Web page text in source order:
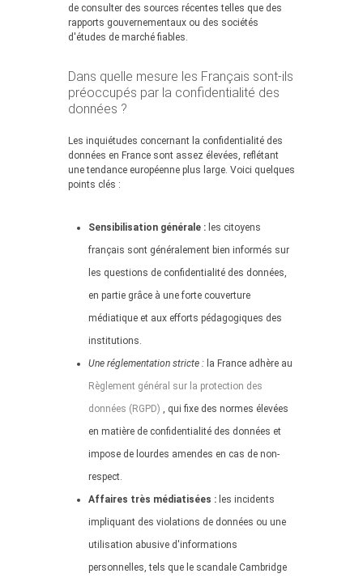
de consulter des sources récentes telles que des
rapports gouvernementaux ou des sociétés
d'études de marché fiables.
Dans quelle mesure les Français sont-ils
préoccupés par la confidentialité des
données ?
Les inquiétudes concernant la confidentialité des
données en France sont assez élevées, reflétant
une tendance européenne plus large. Voici quelques
points clés :
Sensibilisation générale : les citoyens
français sont généralement bien informés sur
les questions de confidentialité des données,
en partie grâce à une forte couverture
médiatique et aux efforts pédagogiques des
institutions.
Une réglementation stricte : la France adhère au
Règlement général sur la protection des
données (RGPD) , qui fixe des normes élevées
en matière de confidentialité des données et
impose de lourdes amendes en cas de non-
respect.
Affaires très médiatisées : les incidents
impliquant des violations de données ou une
utilisation abusive d'informations
personnelles, tels que le scandale Cambridge